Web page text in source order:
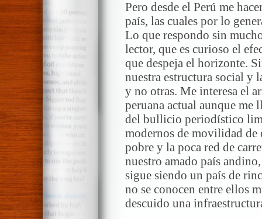
Pero desde el Perú me
país, las cuales por lo
Lo que respondo sin
lector, que es curioso el
que despeja el horizonte.
nuestra estructura social y
y no otras. Me interesa el
peruana actual aunque me
del bullicio periodístico
modernos de movilidad de
pobre y la poca red de
nuestro amado país
sigue siendo un país de
no se conocen entre ellos
descuido una